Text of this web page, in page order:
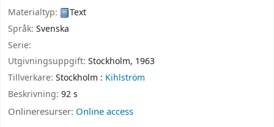
Materialtyp:
Text
Språk: Svenska
Serie:
Utgivningsuppgift: Stockholm, 1963
Tillverkare: Stockholm : Kihlström
Beskrivning: 92 s
Onlineresurser: Online access